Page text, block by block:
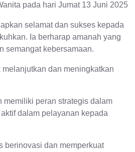
pada hari Jumat 13 Juni 2025
selamat dan sukses kepada
Ia berharap amanah yang
semangat kebersamaan.
dan meningkatkan
memiliki peran strategis dalam
dalam pelayanan kepada
berinovasi dan memperkuat